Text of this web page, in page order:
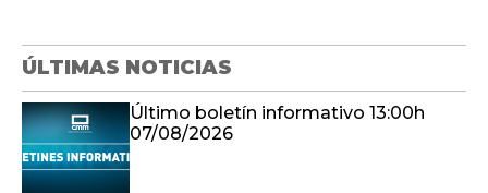
ÚLTIMAS NOTICIAS
Último boletín informativo 13:00h
07/08/2026